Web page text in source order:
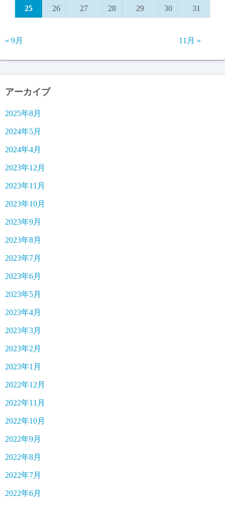
25 26 27 28 29 30 31
« 9月 11月 »
アーカイブ
2025年8月
2024年5月
2024年4月
2023年12月
2023年11月
2023年10月
2023年9月
2023年8月
2023年7月
2023年6月
2023年5月
2023年4月
2023年3月
2023年2月
2023年1月
2022年12月
2022年11月
2022年10月
2022年9月
2022年8月
2022年7月
2022年6月